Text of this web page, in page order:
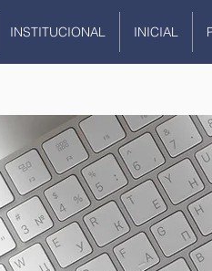
INSTITUCIONAL INICIAL